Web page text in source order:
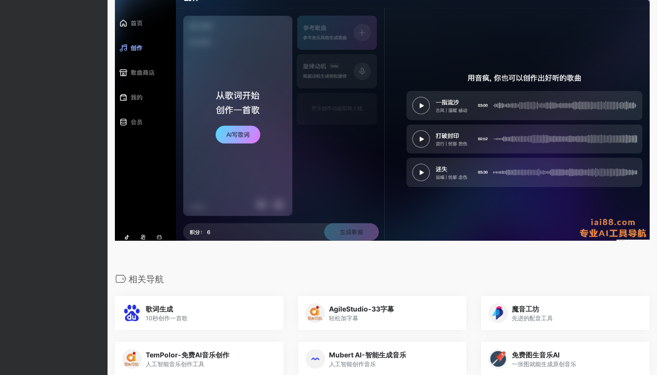
相关导航
歌词生成
10秒创作一首歌
AgileStudio-33字幕
轻松加字幕
魔音工坊
先进的配音工具
TemPolor-免费AI音乐创作
人工智能音乐创作工具
Mubert AI-智能生成音乐
人工智能创作音乐
免费图生音乐AI
一张图就能生成原创音乐